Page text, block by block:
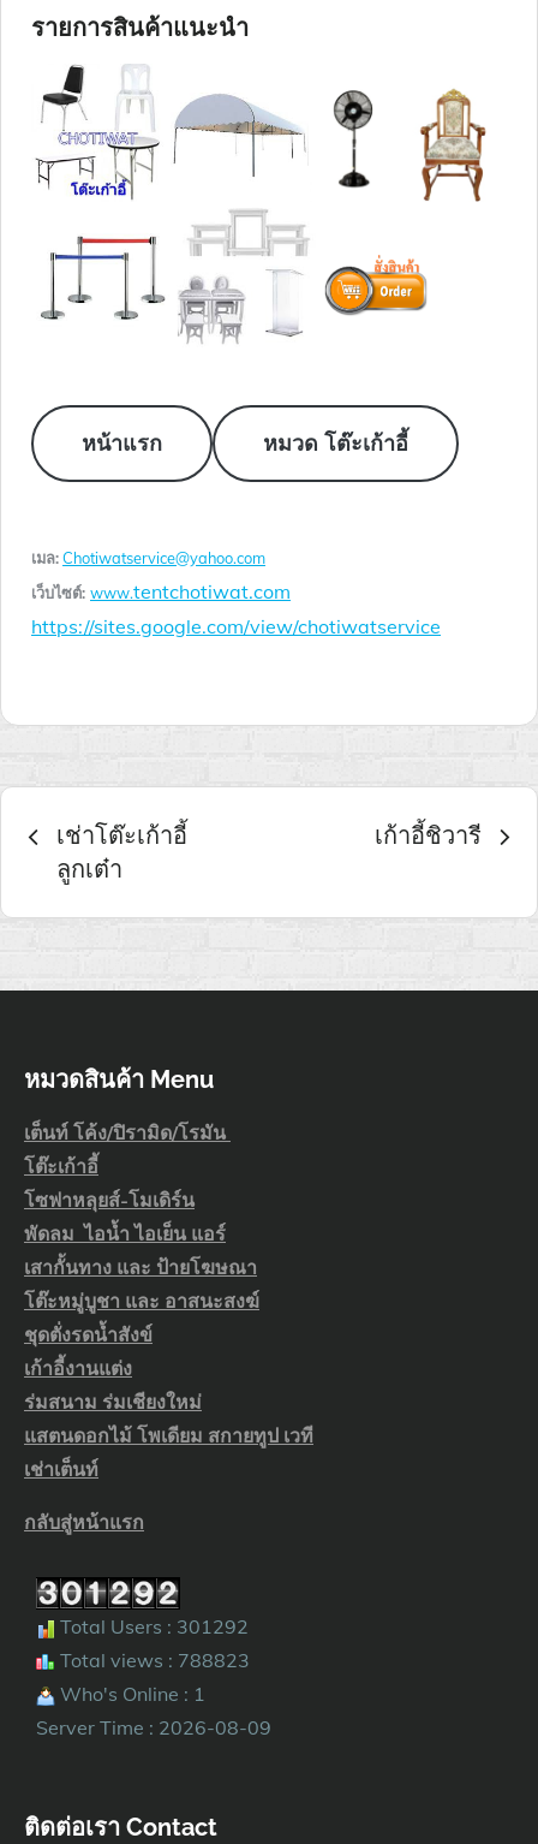
รายการสินค้าแนะนำ
หน้าแรก หมวด โต๊ะเก้าอี้
เมล:Chotiwatservice@yahoo.com
เว็บไซต์: www.tentchotiwat.com
https://sites.google.com/view/chotiwatservice
เมนู
นำทาง
เช่าโต๊ะเก้าอี้
ลูกเต๋า
เก้าอี้ชิวารี
หมวดสินค้า Menu
เต็นท์ โค้ง/ปิรามิด/โรมัน
โต๊ะเก้าอี้
โซฟาหลุยส์-โมเดิร์น
พัดลม ไอน้ำ ไอเย็น แอร์
เสากั้นทาง และ ป้ายโฆษณา
โต๊ะหมู่บูชา และ อาสนะสงฆ์
ชุดตั่งรดน้ำสังข์
เก้าอี้งานแต่ง
ร่มสนาม ร่มเชียงใหม่
แสตนดอกไม้ โพเดียม สกายทูป เวที
เช่าเต็นท์
กลับสู่หน้าแรก
Total Users : 301292
Total views : 788823
Who's Online : 1
Server Time : 2026-08-09
ติดต่อเรา Contact